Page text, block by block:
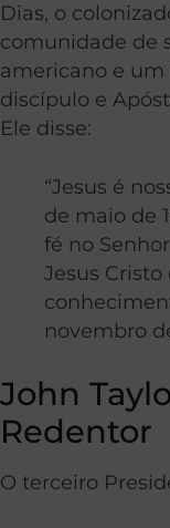
Dias, o
comunidade de
americano e um
discípulo e
Ele disse:
“Jesus é
de maio de
fé no Senhor
Jesus
novembro
John
Redentor
O terceiro